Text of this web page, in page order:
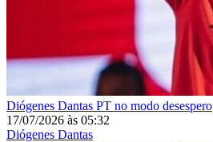
Diógenes Dantas PT no modo desespero
17/07/2026 às 05:32
Diógenes Dantas